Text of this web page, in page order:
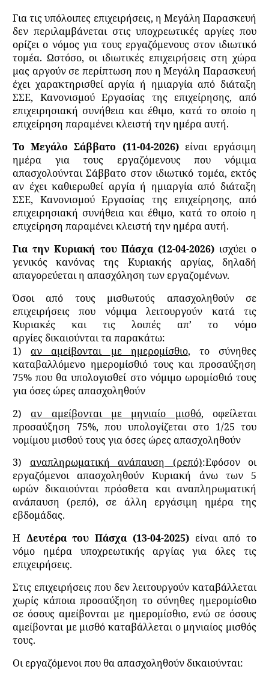
Για τις υπόλοιπες επιχειρήσεις, η Μεγάλη Παρασκευή
δεν περιλαμβάνεται στις υποχρεωτικές αργίες που
ορίζει ο νόμος για τους εργαζόμενους στον ιδιωτικό
τομέα. Ωστόσο, οι ιδιωτικές επιχειρήσεις στη χώρα
μας αργούν σε περίπτωση που η Μεγάλη Παρασκευή
έχει χαρακτηρισθεί αργία ή ημιαργία από διάταξη
ΣΣΕ, Κανονισμού Εργασίας της επιχείρησης, από
επιχειρησιακή συνήθεια και έθιμο, κατά το οποίο η
επιχείρηση παραμένει κλειστή την ημέρα αυτή.
Το Μεγάλο Σάββατο (11-04-2026) είναι εργάσιμη
ημέρα για τους εργαζόμενους που νόμιμα
απασχολούνται Σάββατο στον ιδιωτικό τομέα, εκτός
αν έχει καθιερωθεί αργία ή ημιαργία από διάταξη
ΣΣΕ, Κανονισμού Εργασίας της επιχείρησης, από
επιχειρησιακή συνήθεια και έθιμο, κατά το οποίο η
επιχείρηση παραμένει κλειστή την ημέρα αυτή.
Για την Κυριακή του Πάσχα (12-04-2026) ισχύει ο
γενικός κανόνας της Κυριακής αργίας, δηλαδή
απαγορεύεται η απασχόληση των εργαζομένων.
Όσοι από τους μισθωτούς απασχοληθούν σε
επιχειρήσεις που νόμιμα λειτουργούν κατά τις
Κυριακές και τις λοιπές απ’ το νόμο
αργίες δικαιούνται τα παρακάτω:
1)αν αμείβονται με ημερομίσθιο, το σύνηθες
καταβαλλόμενο ημερομίσθιό τους και προσαύξηση
75% που θα υπολογισθεί στο νόμιμο ωρομίσθιό τους
για όσες ώρες απασχοληθούν
2)αν αμείβονται με μηνιαίο μισθό, οφείλεται
προσαύξηση 75%, που υπολογίζεται στο 1/25 του
νομίμου μισθού τους για όσες ώρες απασχοληθούν
3) αναπληρωματική ανάπαυση (ρεπό):Εφόσον οι
εργαζόμενοι απασχοληθούν Κυριακή άνω των 5
ωρών δικαιούνται πρόσθετα και αναπληρωματική
ανάπαυση (ρεπό), σε άλλη εργάσιμη ημέρα της
εβδομάδας.
Η Δευτέρα του Πάσχα (13-04-2025)είναι από το
νόμο ημέρα υποχρεωτικής αργίας για όλες τις
επιχειρήσεις.
Στις επιχειρήσεις που δεν λειτουργούν καταβάλλεται
χωρίς κάποια προσαύξηση το σύνηθες ημερομίσθιο
σε όσους αμείβονται με ημερομίσθιο, ενώ σε όσους
αμείβονται με μισθό καταβάλλεται ο μηνιαίος μισθός
τους.
Οι εργαζόμενοι που θα απασχοληθούν δικαιούνται: